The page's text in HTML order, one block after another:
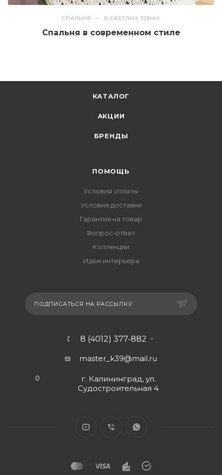
СПАЛЬНЯ— В СВЕТЛЫХ ТОНАХ
Спальня в современном стиле
КАТАЛОГ
АКЦИИ
БРЕНДЫ
ПОМОЩЬ
Условия оплаты
Условия доставки
Гарантия на товар
Вопрос-ответ
Коллекции
Идеи интерьера
ПОДПИСАТЬСЯ НА РАССЫЛКУ
8 (4012) 377-882
master_k39@mail.ru
г. Калининград, ул.
Судостроительная 4